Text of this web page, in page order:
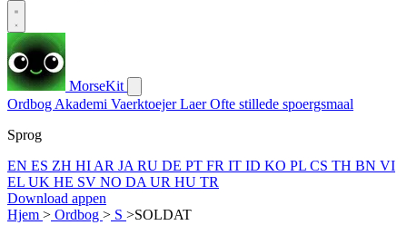
MorseKit
Ordbog Akademi VaerktoejerLaerOfte stillede spoergsmaal
Sprog
EN ES ZH HI AR JA RU DE PT FR IT ID KO PL CS TH BN VI
EL UK HE SV NO DA UR HU TR
Download appen
Hjem > Ordbog > S >SOLDAT